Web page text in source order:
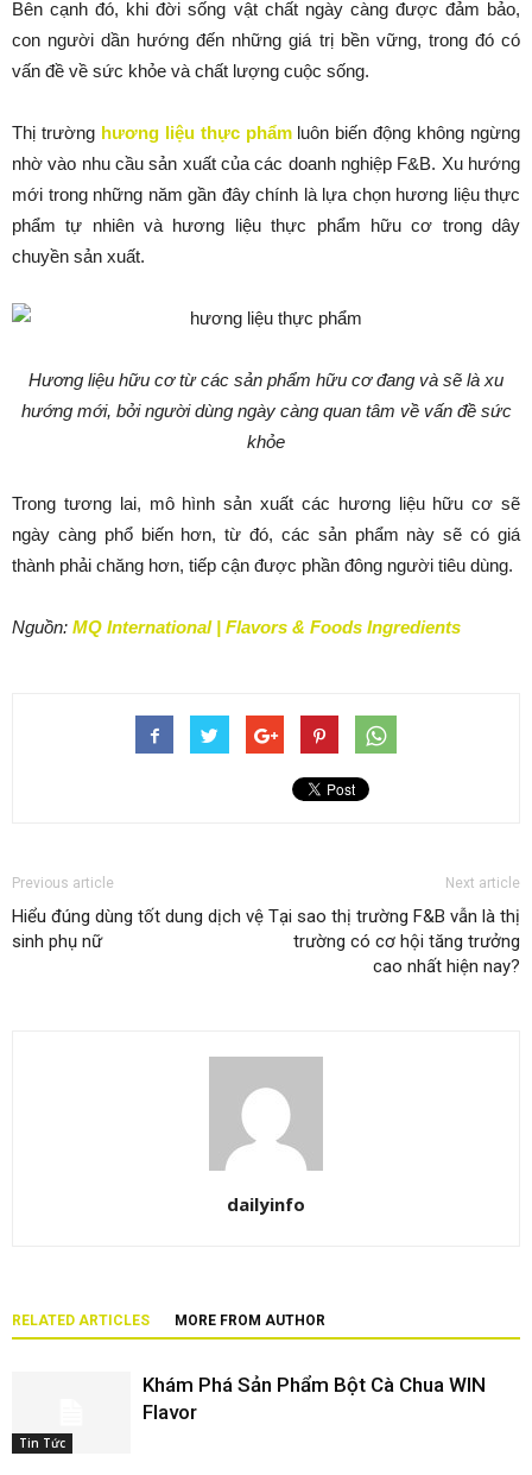
Bên cạnh đó, khi đời sống vật chất ngày càng được đảm bảo,
con người dần hướng đến những giá trị bền vững, trong đó có
vấn đề về sức khỏe và chất lượng cuộc sống.
Thị trường hương liệu thực phẩmluôn biến động không ngừng
nhờ vào nhu cầu sản xuất của các doanh nghiệp F&B. Xu hướng
mới trong những năm gần đây chính là lựa chọn hương liệu thực
phẩm tự nhiên và hương liệu thực phẩm hữu cơ trong dây
chuyền sản xuất.
Hương liệu hữu cơ từ các sản phẩm hữu cơ đang và sẽ là xu
hướng mới, bởi người dùng ngày càng quan tâm về vấn đề sức
khỏe
Trong tương lai, mô hình sản xuất các hương liệu hữu cơ sẽ
ngày càng phổ biến hơn, từ đó, các sản phẩm này sẽ có giá
thành phải chăng hơn, tiếp cận được phần đông người tiêu dùng.
Nguồn: MQ International | Flavors & Foods Ingredients
Previous article
Hiểu đúng dùng tốt dung dịch vệ
sinh phụ nữ
Next article
Tại sao thị trường F&B vẫn là thị
trường có cơ hội tăng trưởng
cao nhất hiện nay?
dailyinfo
RELATED ARTICLES MORE FROM AUTHOR
Tin Tức
Khám Phá Sản Phẩm Bột Cà Chua WIN
Flavor